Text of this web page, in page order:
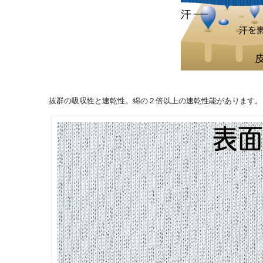
抜群の吸収性と速乾性。綿の２倍以上の速乾性能があります。